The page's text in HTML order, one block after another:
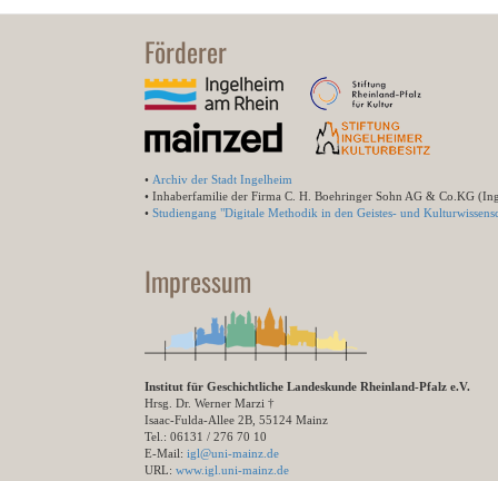
Förderer
• Archiv der Stadt Ingelheim
• Inhaberfamilie der Firma C. H. Boehringer Sohn AG & Co.KG
• Studiengang "Digitale Methodik in den Geistes- und
Impressum
Institut für Geschichtliche Landeskunde Rheinland-Pfalz e.V.
Hrsg. Dr. Werner Marzi †
Isaac-Fulda-Allee 2B, 55124 Mainz
Tel.: 06131 / 276 70 10
E-Mail: igl@uni-mainz.de
URL: www.igl.uni-mainz.de